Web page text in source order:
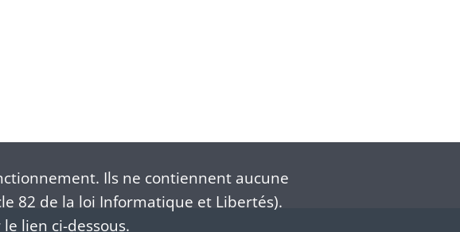
Ils ne contiennent aucune
82 de la loi Informatique et Libertés).
lien ci-dessous.